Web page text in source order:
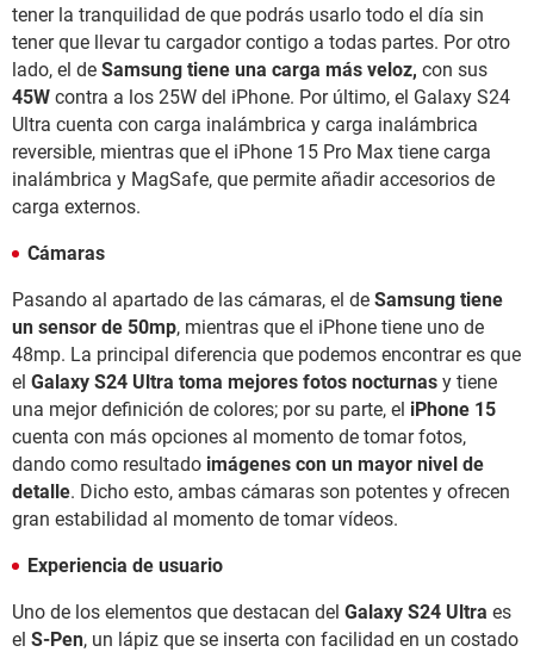
tener la tranquilidad de que podrás usarlo todo el día sin
tener que llevar tu cargador contigo a todas partes. Por otro
lado, el de Samsung tiene una carga más veloz, con sus
45W contra a los 25W del iPhone. Por último, el Galaxy S24
Ultra cuenta con carga inalámbrica y carga inalámbrica
reversible, mientras que el iPhone 15 Pro Max tiene carga
inalámbrica y MagSafe, que permite añadir accesorios de
carga externos.
Cámaras
Pasando al apartado de las cámaras, el de Samsung tiene
un sensor de 50mp, mientras que el iPhone tiene uno de
48mp. La principal diferencia que podemos encontrar es que
el Galaxy S24 Ultra toma mejores fotos nocturnas y tiene
una mejor definición de colores; por su parte, el iPhone 15
cuenta con más opciones al momento de tomar fotos,
dando como resultado imágenes con un mayor nivel de
detalle. Dicho esto, ambas cámaras son potentes y ofrecen
gran estabilidad al momento de tomar vídeos.
Experiencia de usuario
Uno de los elementos que destacan del Galaxy S24 Ultra es
el S-Pen, un lápiz que se inserta con facilidad en un costado